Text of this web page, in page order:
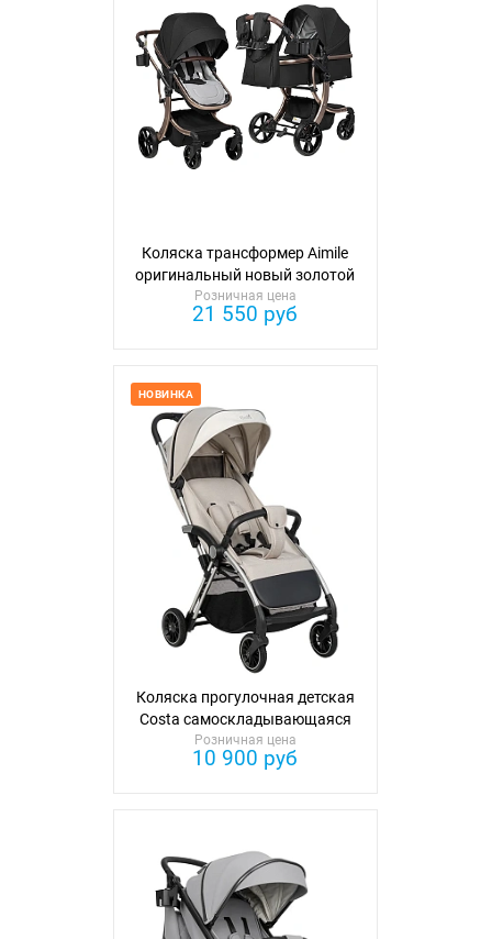
Коляска трансформер Aimile
оригинальный новый золотой
Розничная цена
21 550 руб
НОВИНКА
Коляска прогулочная детская
Costa самоскладывающаяся
Розничная цена
10 900 руб